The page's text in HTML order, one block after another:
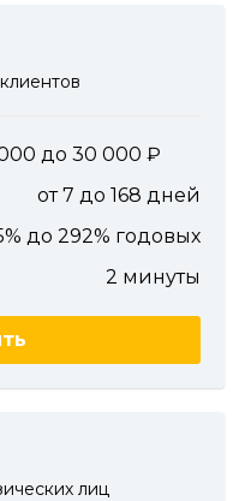
до 30 000
от 7 до 168 дней
до 292% годовых
2 минуты
лиц